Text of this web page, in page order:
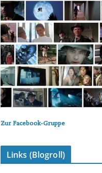
Zur Facebook-Gruppe
Links (Blogroll)